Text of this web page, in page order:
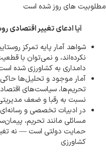
مطلوبیت های روز شده است
آیا ادعای تغییر
شواهد آمار پایه تمرکز
نکرده‌اند، و نمی‌توان با
دامداری به کشاورزی شده
آمار موجود و تحلیل‌ها
تحریم‌ها، سیاست‌های
نسبت به رقبا و ضعف
در ادبیات تخصصی و
مسائلی مانند تحریم،
حمایت دولتی است — نه
کشاورزی